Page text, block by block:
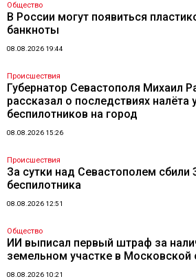
Общество
В России могут появиться
банкноты
08.08.2026 19:44
Происшествия
Губернатор Севастополя Михаил
рассказал о последствиях налёта
беспилотников на город
08.08.2026 15:26
Происшествия
За сутки над Севастополем сбили
беспилотника
08.08.2026 12:51
Общество
ИИ выписал первый штраф за
земельном участке в Московской
08.08.2026 10:21